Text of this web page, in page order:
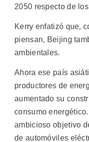
2050 respecto de
Kerry enfatizó que,
piensan, Beijing
ambientales.
Ahora ese país
productores de
aumentado su
consumo
ambicioso objetivo
de automóviles